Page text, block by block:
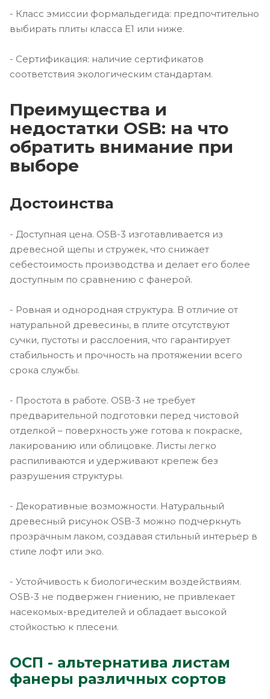
- Класс эмиссии формальдегида: предпочтительно
выбирать плиты класса E1 или ниже.
- Сертификация: наличие сертификатов
соответствия экологическим стандартам.
Преимущества и
недостатки OSB: на что
обратить внимание при
выборе
Достоинства
- Доступная цена. OSB-3 изготавливается из
древесной щепы и стружек, что снижает
себестоимость производства и делает его более
доступным по сравнению с фанерой.
- Ровная и однородная структура. В отличие от
натуральной древесины, в плите отсутствуют
сучки, пустоты и расслоения, что гарантирует
стабильность и прочность на протяжении всего
срока службы.
- Простота в работе. OSB-3 не требует
предварительной подготовки перед чистовой
отделкой – поверхность уже готова к покраске,
лакированию или облицовке. Листы легко
распиливаются и удерживают крепеж без
разрушения структуры.
- Декоративные возможности. Натуральный
древесный рисунок OSB-3 можно подчеркнуть
прозрачным лаком, создавая стильный интерьер в
стиле лофт или эко.
- Устойчивость к биологическим воздействиям.
OSB-3 не подвержен гниению, не привлекает
насекомых-вредителей и обладает высокой
стойкостью к плесени.
ОСП - альтернатива листам
фанеры различных сортов